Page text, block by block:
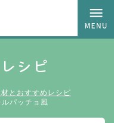
シピ
とおすすめレシピ
パッチョ風